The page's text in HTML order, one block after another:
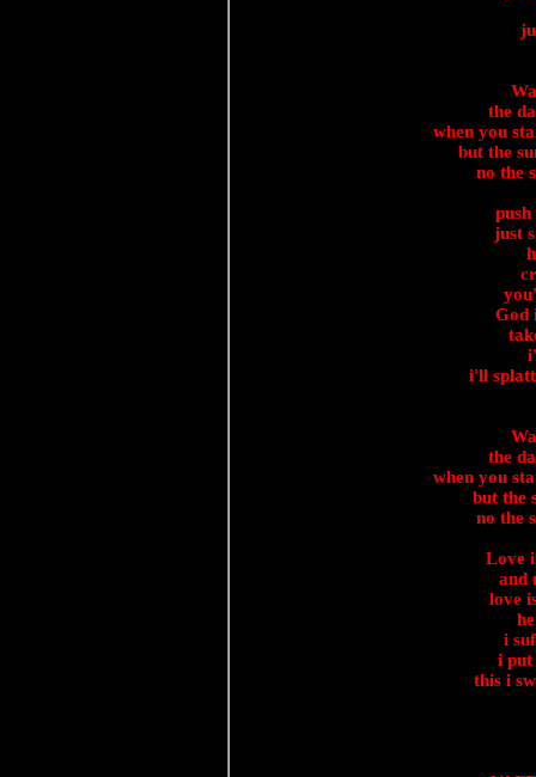
the
when you
but the
no the
just
God
i'll
the
when you
but the
no the
Love
and
love
i
i put
this i